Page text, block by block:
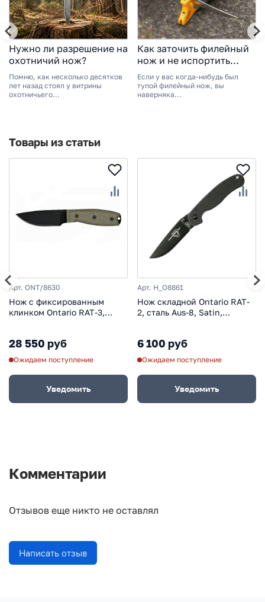
Нужно ли разрешение на
охотничий нож?
Помню, как несколько десятков
лет назад стоял у витрины
охотничьего...
Как заточить филейный
нож и не испортить
любимый инструмент?
Если у вас когда-нибудь был
тупой филейный нож, вы
наверняка...
Товары из статьи
Арт. ONT/8630
Нож с фиксированным
клинком Ontario RAT-3,
28 550 руб
Ожидаем поступление
Уведомить
Арт. H_O8861
Нож складной Ontario RAT-
2, сталь Aus-8, Satin,
6 100 руб
Ожидаем поступление
Уведомить
Комментарии
Отзывов еще никто не оставлял
Написать отзыв